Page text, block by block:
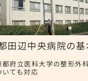
田辺中央病院の基
都府立医科大学の整形外
いても対応